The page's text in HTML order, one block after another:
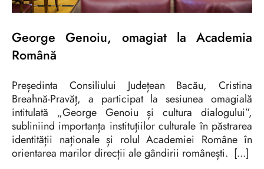
George Genoiu, omagiat la Academia
Română
Președinta Consiliului Județean Bacău, Cristina
Breahnă-Pravăț, a participat la sesiunea omagială
intitulată „George Genoiu și cultura dialogului”,
subliniind importanța instituțiilor culturale în păstrarea
identității naționale și rolul Academiei Române în
orientarea marilor direcții ale gândirii românești. [...]